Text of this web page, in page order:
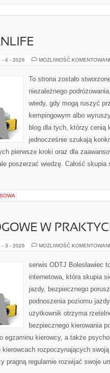
- 4 - 2026 MOŻLIWOŚĆ
To strona zostało
niezależnego
wtedy, gdy mogą ruszyć
kempingowym albo
blog dla tych, którzy cenią
jednocześnie szukają
pierwsze kroki oraz dla
poszerzać wiedzę. Całość skupia
W
- 3 - 2026 MOŻLIWOŚĆ
serwis ODTJ Bolesławiec
internetowa, która skupia
jazdy, bezpiecznego
podnoszenia poziomu
użytkownik otrzyma
bezpiecznego kierowania
egzaminu kierowcy, a także
rozpoczynających
pragną regularnie rozwijać swoje